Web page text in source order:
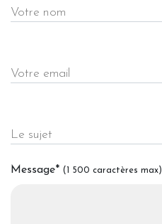
Votre nom
Votre email
Le sujet
Message* (1 500 caractères max)